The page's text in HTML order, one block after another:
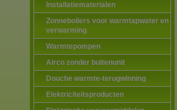
Installatiematerialen
Zonneboilers voor warmtapwater en
verwarming
Warmtepompen
Airco zonder buitenunit
Douche warmte-terugwinning
Elektriciteitsproducten